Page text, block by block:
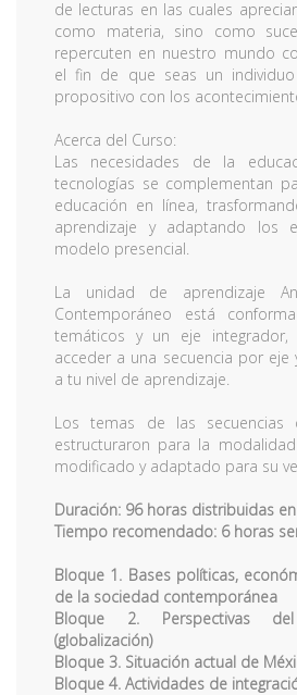
de lecturas en las cuales
como materia, sino como
repercuten en nuestro mundo
el fin de que seas un
propositivo con los
Acerca del Curso:
Las necesidades de la
tecnologías se complementan
educación en línea,
aprendizaje y adaptando los
modelo presencial.
La unidad de aprendizaje
Contemporáneo está
temáticos y un eje
acceder a una secuencia por
a tu nivel de aprendizaje.
Los temas de las secuencias
estructuraron para la
modificado y adaptado para su
Duración: 96 horas distribuidas
Tiempo recomendado: 6 horas
Bloque 1. Bases políticas,
de la sociedad contemporánea
Bloque 2. Perspectivas
(globalización)
Bloque 3. Situación actual de
Bloque 4. Actividades de